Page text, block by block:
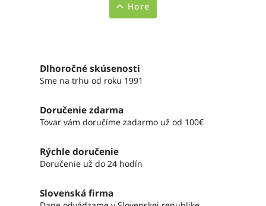
Hore
Dlhoročné skúsenosti
Sme na trhu od roku 1991
Doručenie zdarma
Tovar vám doručíme zadarmo už od 100€
Rýchle doručenie
Doručenie už do 24 hodín
Slovenská firma